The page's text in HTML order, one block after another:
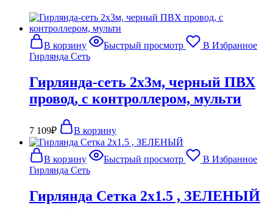
В корзину Быстрый просмотр
В Избранное
Гирлянда Сеть
Гирлянда-сеть 2х3м, черный ПВХ
провод, с контроллером, мульти
7 109₽ В корзину
В корзину Быстрый просмотр
В Избранное
Гирлянда Сеть
Гирлянда Сетка 2х1.5 , ЗЕЛЕНЫЙ